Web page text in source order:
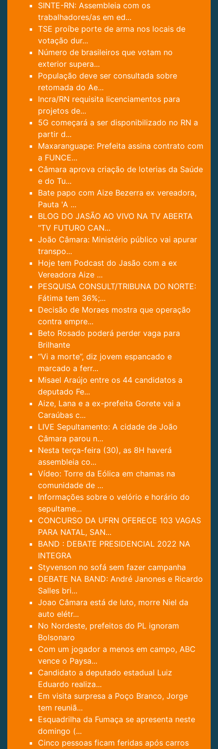
SINTE-RN: Assembleia com os
trabalhadores/as em ed...
TSE proíbe porte de arma nos locais de
votação dur...
Número de brasileiros que votam no
exterior supera...
População deve ser consultada sobre
retomada do Ae...
Incra/RN requisita licenciamentos para
projetos de...
5G começará a ser disponibilizado no RN a
partir d...
Maxaranguape: Prefeita assina contrato com
a FUNCE...
Câmara aprova criação de loterias da Saúde
e do Tu...
Bate papo com Aize Bezerra ex vereadora,
Pauta 'A ...
BLOG DO JASÃO AO VIVO NA TV ABERTA
"TV FUTURO CAN...
João Câmara: Ministério público vai apurar
transpo...
Hoje tem Podcast do Jasão com a ex
Vereadora Aize ...
PESQUISA CONSULT/TRIBUNA DO NORTE:
Fátima tem 36%;...
Decisão de Moraes mostra que operação
contra empre...
Beto Rosado poderá perder vaga para
Brilhante
“Vi a morte”, diz jovem espancado e
marcado a ferr...
Misael Araújo entre os 44 candidatos a
deputado Fe...
Aize, Lana e a ex-prefeita Gorete vai a
Caraúbas c...
LIVE Sepultamento: A cidade de João
Câmara parou n...
Nesta terça-feira (30), as 8H haverá
assembleia co...
Vídeo: Torre da Eólica em chamas na
comunidade de ...
Informações sobre o velório e horário do
sepultame...
CONCURSO DA UFRN OFERECE 103 VAGAS
PARA NATAL, SAN...
BAND : DEBATE PRESIDENCIAL 2022 NA
INTEGRA
Styvenson no sofá sem fazer campanha
DEBATE NA BAND: André Janones e Ricardo
Salles bri...
Joao Câmara está de luto, morre Niel da
auto elétr...
No Nordeste, prefeitos do PL ignoram
Bolsonaro
Com um jogador a menos em campo, ABC
vence o Paysa...
Candidato a deputado estadual Luiz
Eduardo realiza...
Em visita surpresa a Poço Branco, Jorge
tem reuniã...
Esquadrilha da Fumaça se apresenta neste
domingo (...
Cinco pessoas ficam feridas após carros